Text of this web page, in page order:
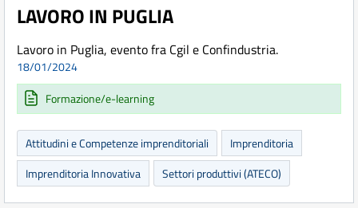
LAVORO IN PUGLIA
Lavoro in Puglia, evento fra Cgil e Confindustria.
18/01/2024
Formazione/e-learning
Attitudini e Competenze imprenditoriali
Imprenditoria
Imprenditoria Innovativa
Settori produttivi (ATECO)